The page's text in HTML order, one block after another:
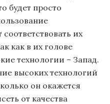
будет просто
их
как в их голове
технологии – Запад.
высоких технологий
он окажется
от качества